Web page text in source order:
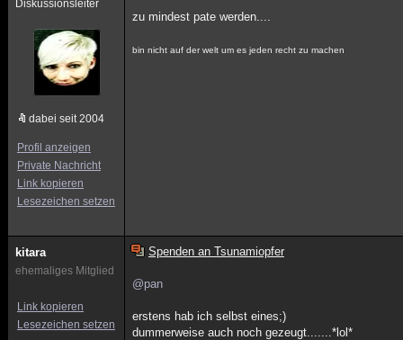
Diskussionsleiter
dabei seit 2004
Profil anzeigen
Private Nachricht
Link kopieren
Lesezeichen setzen
zu mindest pate werden....
bin nicht auf der welt um es jeden recht zu machen
kitara
ehemaliges Mitglied
Link kopieren
Lesezeichen setzen
Spenden an Tsunamiopfer
@pan
erstens hab ich selbst eines;)
dummerweise auch noch gezeugt.......*lol*